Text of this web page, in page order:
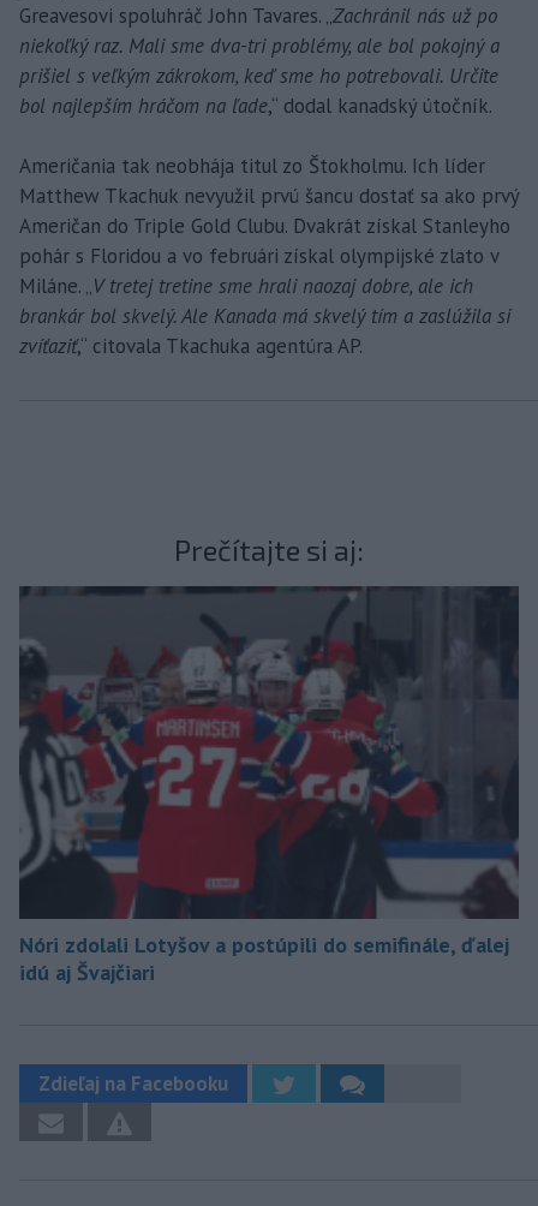
Greavesovi spoluhráč John Tavares. „Zachránil nás už po
niekoľký raz. Mali sme dva-tri problémy, ale bol pokojný a
prišiel s veľkým zákrokom, keď sme ho potrebovali. Určite
bol najlepším hráčom na ľade,“ dodal kanadský útočník.
Američania tak neobhája titul zo Štokholmu. Ich líder
Matthew Tkachuk nevyužil prvú šancu dostať sa ako prvý
Američan do Triple Gold Clubu. Dvakrát získal Stanleyho
pohár s Floridou a vo februári získal olympijské zlato v
Miláne. „V tretej tretine sme hrali naozaj dobre, ale ich
brankár bol skvelý. Ale Kanada má skvelý tím a zaslúžila si
zvíťaziť,“ citovala Tkachuka agentúra AP.
Prečítajte si aj:
Nóri zdolali Lotyšov a postúpili do semifinále, ďalej
idú aj Švajčiari
Zdieľaj na Facebooku